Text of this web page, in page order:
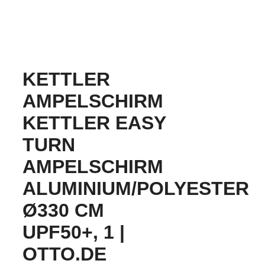
KETTLER
AMPELSCHIRM
KETTLER EASY
TURN
AMPELSCHIRM
ALUMINIUM/POLYESTER
Ø330 CM
UPF50+, 1 |
OTTO.DE